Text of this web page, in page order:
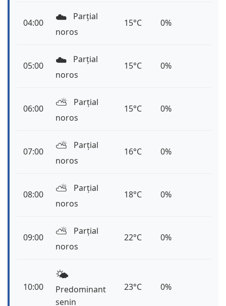
04:00 ☁️
Parțial
noros
15°C 0%
05:00 ☁️
Parțial
noros
15°C 0%
06:00 ⛅️
Parțial
noros
15°C 0%
07:00 ⛅️
Parțial
noros
16°C 0%
08:00 ⛅️
Parțial
noros
18°C 0%
09:00 ⛅️
Parțial
noros
22°C 0%
10:00
🌤️
Predominant
senin
23°C 0%